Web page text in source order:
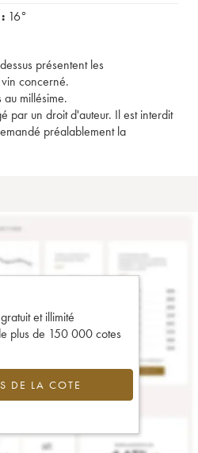
16°
présentent les
concerné.
au millésime.
par un droit d'auteur. Il est interdit
préalablement la
et illimité
plus de 150 000 cotes
DE LA COTE